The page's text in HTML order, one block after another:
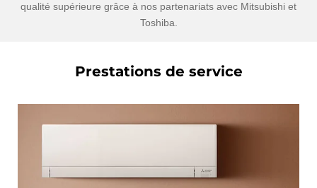
qualité supérieure grâce à nos partenariats avec Mitsubishi et
Toshiba.
Prestations de service